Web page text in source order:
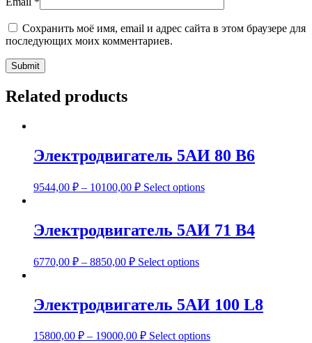
Сохранить моё имя, email и адрес сайта в этом браузере для
последующих моих комментариев.
Related products
Электродвигатель 5АИ 80 В6
9544,00 ₽ – 10100,00 ₽ Select options
Электродвигатель 5АИ 71 В4
6770,00 ₽ – 8850,00 ₽ Select options
Электродвигатель 5АИ 100 L8
15800,00 ₽ – 19000,00 ₽ Select options